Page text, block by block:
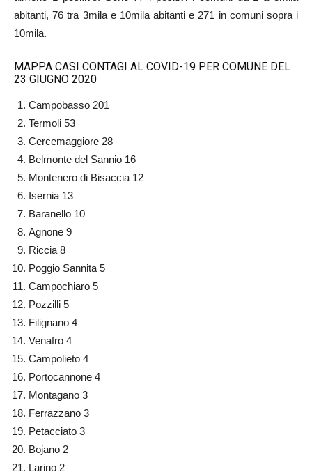
abitanti, 76 tra 3mila e 10mila abitanti e 271 in comuni sopra i
10mila.
MAPPA CASI CONTAGI AL COVID-19 PER COMUNE DEL
23 GIUGNO 2020
Campobasso 201
Termoli 53
Cercemaggiore 28
Belmonte del Sannio 16
Montenero di Bisaccia 12
Isernia 13
Baranello 10
Agnone 9
Riccia 8
Poggio Sannita 5
Campochiaro 5
Pozzilli 5
Filignano 4
Venafro 4
Campolieto 4
Portocannone 4
Montagano 3
Ferrazzano 3
Petacciato 3
Bojano 2
Larino 2